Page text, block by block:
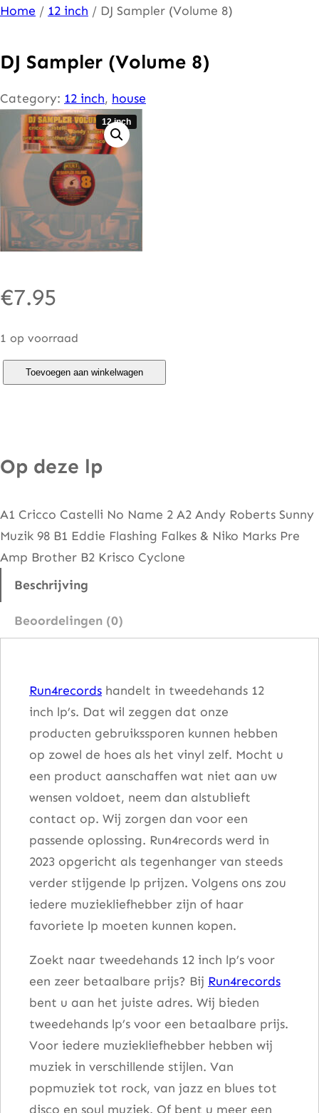
Ga
de
inhoud
Home / 12 inch / DJ Sampler (Volume 8)
DJ Sampler (Volume 8)
Category: 12 inch, house
12 inch
€7.95
1 op voorraad
p
e
r
(
o
Toevoegen aan winkelwagen
Op deze lp
A1 Cricco Castelli No Name 2 A2 Andy Roberts Sunny
Muzik 98 B1 Eddie Flashing Falkes & Niko Marks Pre
Amp Brother B2 Krisco Cyclone
Beschrijving
Beoordelingen (0)
Run4records handelt in tweedehands 12
inch lp’s. Dat wil zeggen dat onze
producten gebruikssporen kunnen hebben
op zowel de hoes als het vinyl zelf. Mocht u
een product aanschaffen wat niet aan uw
wensen voldoet, neem dan alstublieft
contact op. Wij zorgen dan voor een
passende oplossing. Run4records werd in
2023 opgericht als tegenhanger van steeds
verder stijgende lp prijzen. Volgens ons zou
iedere muziekliefhebber zijn of haar
favoriete lp moeten kunnen kopen.
Zoekt naar tweedehands 12 inch lp’s voor
een zeer betaalbare prijs? Bij Run4records
bent u aan het juiste adres. Wij bieden
tweedehands lp’s voor een betaalbare prijs.
Voor iedere muziekliefhebber hebben wij
muziek in verschillende stijlen. Van
popmuziek tot rock, van jazz en blues tot
disco en soul muziek. Of bent u meer een